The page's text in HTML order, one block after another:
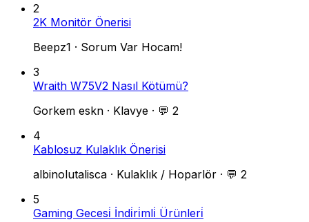
2
2K Monitör Önerisi
Beepz1 · Sorum Var Hocam!
3
Wraith W75V2 Nasıl Kötümü?
Gorkem eskn · Klavye · 💬 2
4
Kablosuz Kulaklık Önerisi
albinolutalisca · Kulaklık / Hoparlör · 💬 2
5
Gaming Gecesi̇ İndi̇ri̇mli̇ Ürünleri̇